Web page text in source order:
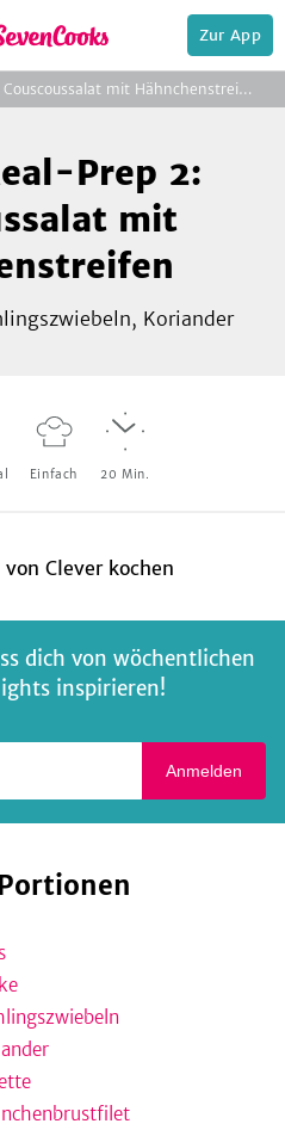
Zur App
Golden Meal-Prep 2: Couscoussalat mit Hähnchenstreifen
Foto:SevenCooks
Foto:SevenCooks
Foto:SevenCooks
Prep 2:
mit
Koriander
Einfach 20 Min.
von Clever kochen
dich von wöchentlichen
inspirieren!
Anmelden
Portionen